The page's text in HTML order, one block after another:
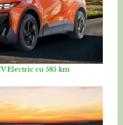
Electric cu 585 km